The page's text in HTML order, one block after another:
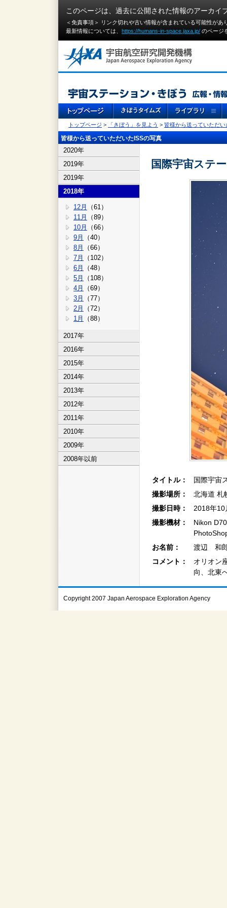
このページは、過去に公開された情報のアーカイ
＜免責事項＞ リンク切れや古い情報が含まれている可能性が
最新情報については、 https://humans-in-space.jaxa.jp/ のページ
トップページ > 「きぼう」を見よう > 皆様から送っていただい
皆様から送っていただいたISSの写真
2020年
2019年
2019年
2018年
12月
（61）
11月
（89）
10月
（66）
9月
（40）
8月
（66）
7月
（102）
6月
（48）
5月
（108）
4月
（69）
3月
（77）
2月
（72）
1月
（88）
2017年
2016年
2015年
2014年
2013年
2012年
2011年
2010年
2009年
2008年以前
国際宇宙ステ
タイトル：
国際宇宙
撮影場所：
北海道
撮影日時：
2018年
撮影機材：
Nikon
お名前：
渡辺 和
コメント：
オリオン
向、北東
Copyright 2007 Japan Aerospace Exploration Agency